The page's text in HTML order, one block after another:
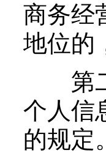
商务经
地位的
第二
个人信
的规定。